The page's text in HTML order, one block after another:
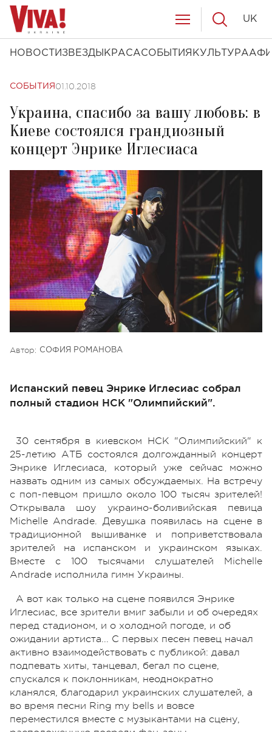
НОВОСТИ ЗВЕЗДЫ КРАСАСОБЫТИЯ КУЛЬТУРА
UK
СОБЫТИЯ 01.10.2018
Украина, спасибо за вашу любовь: в
Киеве состоялся грандиозный
концерт Энрике Иглесиаса
Автор: СОФИЯ РОМАНОВА
Испанский певец Энрике Иглесиас собрал
полный стадион НСК "Олимпийский".
30 сентября в киевском НСК "Олимпийский" к
25-летию АТБ состоялся долгожданный концерт
Энрике Иглесиаса, который уже сейчас можно
назвать одним из самых обсуждаемых. На встречу
с поп-певцом пришло около 100 тысяч зрителей!
Открывала шоу украино-боливийская певица
Michelle Andrade. Девушка появилась на сцене в
традиционной вышиванке и поприветствовала
зрителей на испанском и украинском языках.
Вместе с 100 тысячами слушателей Michelle
Andrade исполнила гимн Украины.
А вот как только на сцене появился Энрике
Иглесиас, все зрители вмиг забыли и об очередях
перед стадионом, и о холодной погоде, и об
ожидании артиста... С первых песен певец начал
активно взаимодействовать с публикой: давал
подпевать хиты, танцевал, бегал по сцене,
спускался к поклонникам, неоднократно
кланялся, благодарил украинских слушателей, а
во время песни Ring my bells и вовсе
переместился вместе с музыкантами на сцену,